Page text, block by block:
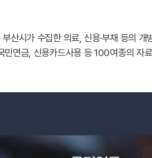
산시가 수집한 의료, 신용·부채 등의 개
연금, 신용카드사용 등 100여종의 자